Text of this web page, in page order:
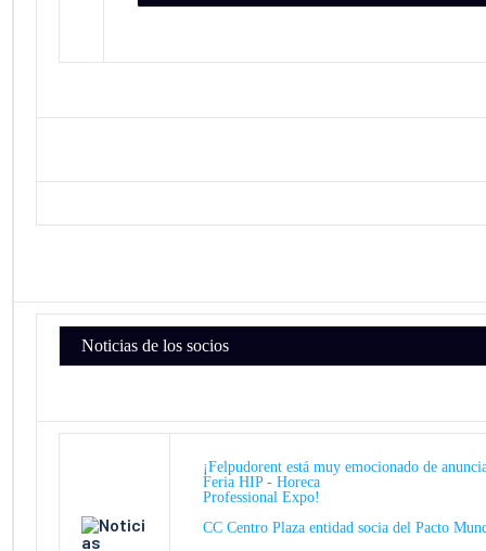
Noticias de los socios
¡Felpudorent está muy emocionado de
Feria HIP - Horeca
Professional Expo!
CC Centro Plaza entidad socia del Pacto